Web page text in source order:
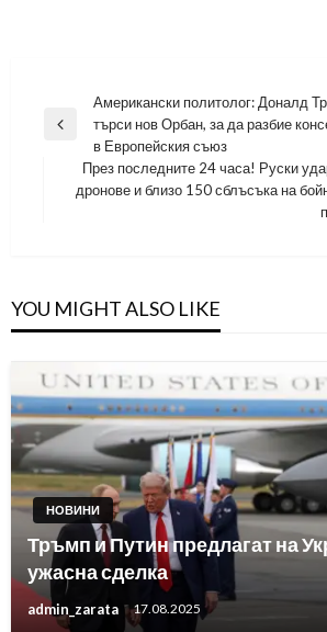
Навигация
Previous
Американски политолог: Доналд
търси нов Орбан, за да разбие
в Европейския съюз
Next
През последните 24 часа! Руски
дронове и близо 150 сблъсъка на
YOU MIGHT ALSO LIKE
НОВИНИ
Тръмп и Путин предлагат на
ужасна сделка
admin_zarata 17.08.2025